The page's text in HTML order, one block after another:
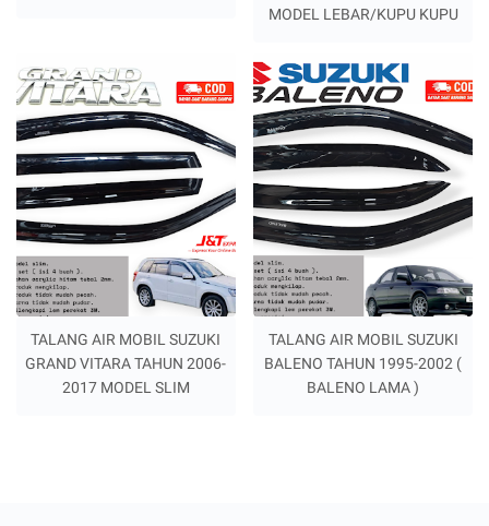
MODEL LEBAR/KUPU KUPU
TALANG AIR MOBIL SUZUKI
GRAND VITARA TAHUN 2006-
2017 MODEL SLIM
TALANG AIR MOBIL SUZUKI
BALENO TAHUN 1995-2002 (
BALENO LAMA )